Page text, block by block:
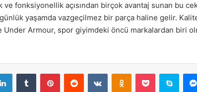
ve fonksiyonellik açısından birçok avantaj sunan bu
yaşamda vazgeçilmez bir parça haline gelir.
Armour, spor giyimdeki öncü markalardan biri
LinkedInTumblr PinterestReddit VKontakteOdnoklassniki
Pocket Skype